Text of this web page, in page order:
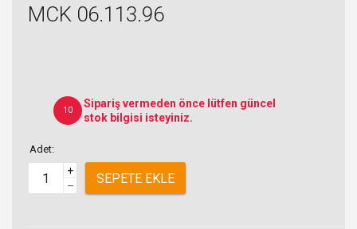
MCK 06.113.96
10
Sipariş vermeden önce lütfen güncel
stok bilgisi isteyiniz.
Adet:
+
–
SEPETE EKLE